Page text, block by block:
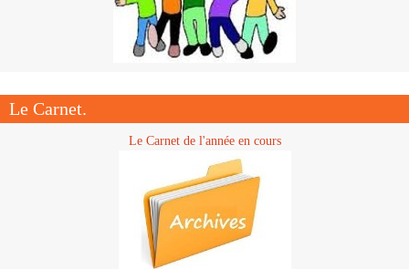
Le Carnet.
Le Carnet de l'année en cours